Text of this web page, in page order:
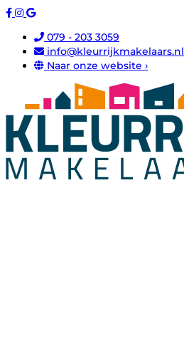
079 - 203 3059
info@kleurrijkmakelaars.nl
Naar onze website ›